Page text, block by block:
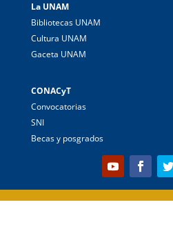
La UNAM
Bibliotecas UNAM
Cultura UNAM
Gaceta UNAM
CONACyT
Convocatorias
SNI
Becas y posgrados